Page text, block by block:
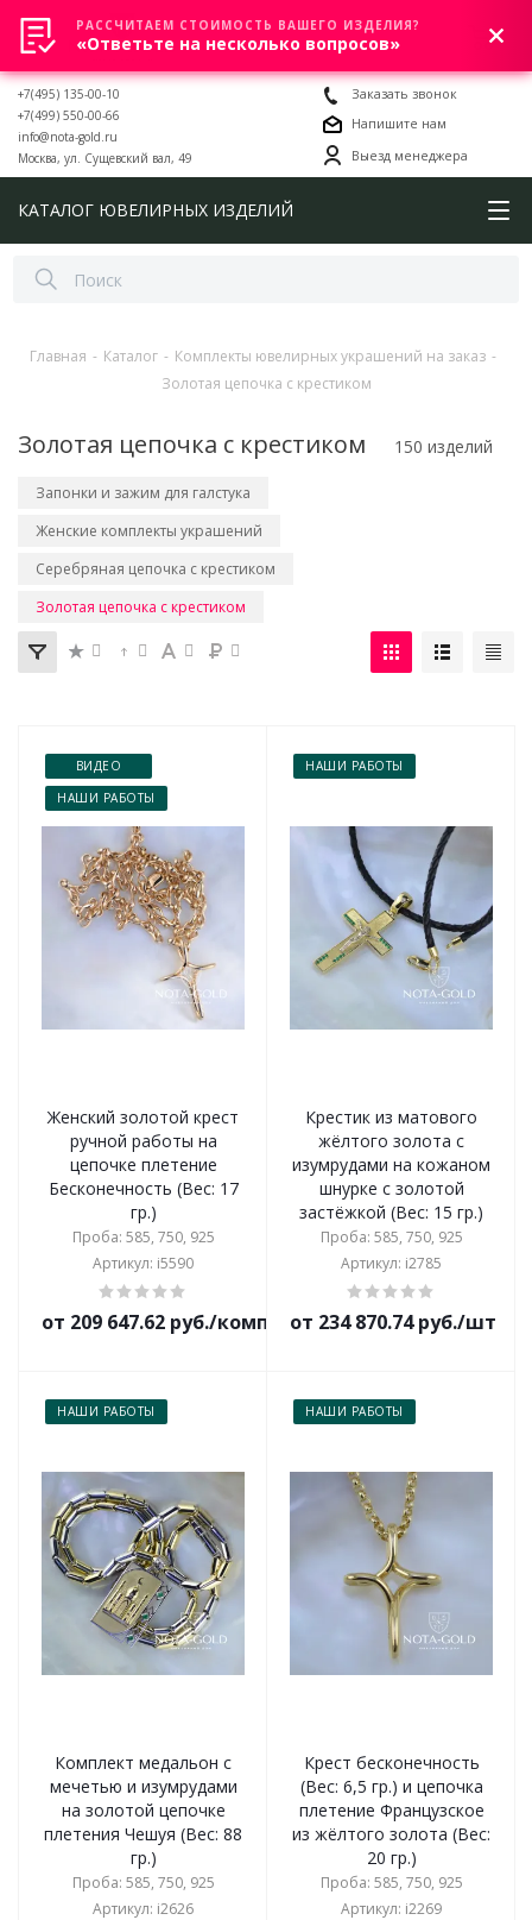
0
+7(495) 135-00-10
+7(499) 550-00-66
info@nota-gold.ru
Москва, ул. Сущевский вал, 49
Заказать звонок
Напишите нам
Выезд менеджера
КАТАЛОГ ЮВЕЛИРНЫХ ИЗДЕЛИЙ
Главная - Каталог - Комплекты ювелирных украшений на заказ -
Золотая цепочка с крестиком
Золотая цепочка с крестиком 150 изделий
Запонки и зажим для галстука
Женские комплекты украшений
Серебряная цепочка с крестиком
Золотая цепочка с крестиком
ВИДЕО
НАШИ РАБОТЫ
Женский золотой крест
ручной работы на
цепочке плетение
Бесконечность (Вес: 17
гр.)
Проба: 585, 750, 925
Артикул: i5590
от 209 647.62 руб./комплект
НАШИ РАБОТЫ
Крестик из матового
жёлтого золота с
изумрудами на кожаном
шнурке с золотой
застёжкой (Вес: 15 гр.)
Проба: 585, 750, 925
Артикул: i2785
от 234 870.74 руб./шт
НАШИ РАБОТЫ
Комплект медальон с
мечетью и изумрудами
на золотой цепочке
плетения Чешуя (Вес: 88
гр.)
Проба: 585, 750, 925
Артикул: i2626
НАШИ РАБОТЫ
Крест бесконечность
(Вес: 6,5 гр.) и цепочка
плетение Французское
из жёлтого золота (Вес:
20 гр.)
Проба: 585, 750, 925
Артикул: i2269
РАССЧИТАЕМ СТОИМОСТЬ ВАШЕГО ИЗДЕЛИЯ?
«Ответьте на несколько вопросов»